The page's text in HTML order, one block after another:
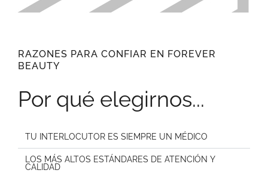
RAZONES PARA CONFIAR EN FOREVER
BEAUTY
Por qué elegirnos...
TU INTERLOCUTOR ES SIEMPRE UN MÉDICO
LOS MÁS ALTOS ESTÁNDARES DE ATENCIÓN Y
CALIDAD